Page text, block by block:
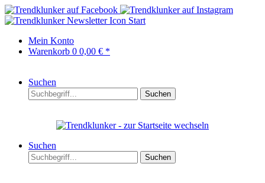
Start
Mein Konto
Warenkorb 0 0,00 € *
Suchen
Suchen
Suchen
Suchen